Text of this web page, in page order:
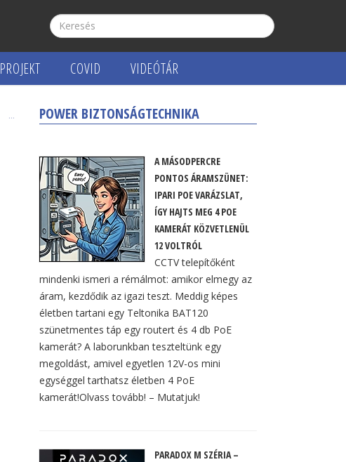
PROJEKT COVID VIDEÓTÁR
POWER BIZTONSÁGTECHNIKA
A MÁSODPERCRE
PONTOS ÁRAMSZÜNET:
IPARI POE VARÁZSLAT,
ÍGY HAJTS MEG 4 POE
KAMERÁT KÖZVETLENÜL
12 VOLTRÓL
CCTV telepítőként
mindenki ismeri a rémálmot: amikor elmegy az
áram, kezdődik az igazi teszt. Meddig képes
életben tartani egy Teltonika BAT120
szünetmentes táp egy routert és 4 db PoE
kamerát? A laborunkban teszteltünk egy
megoldást, amivel egyetlen 12V-os mini
egységgel tarthatsz életben 4 PoE
kamerát!Olvass tovább! – Mutatjuk!
PARADOX M SZÉRIA –